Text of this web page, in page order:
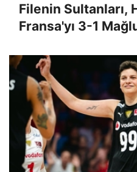
Filenin Sultanları,
Fransa'yı 3-1